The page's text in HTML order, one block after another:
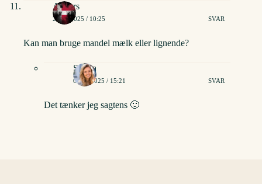
Anders
24/06/2025 / 10:25 SVAR
Kan man bruge mandel mælk eller lignende?
Stinna
04/07/2025 / 15:21 SVAR
Det tænker jeg sagtens 🙂